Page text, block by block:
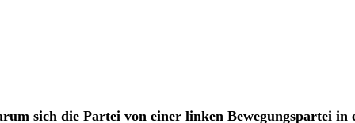
sich die Partei von einer linken Bewegungspartei